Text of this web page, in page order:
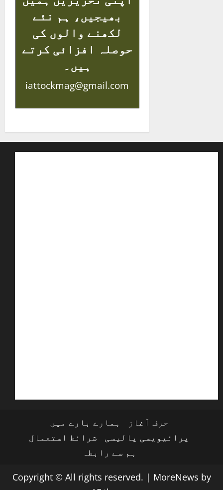
بھیجیں، ہم نئے
لکھنے والوں کی
حوصلہ افزائی کرتے
ہیں۔
iattockmag@gmail.com
حرف آغاز
ہمارے بارے میں
پرائیویسی پالیسی
شرائط استعمال
ہم سے رابطہ
Copyright © All rights reserved. | MoreNews by